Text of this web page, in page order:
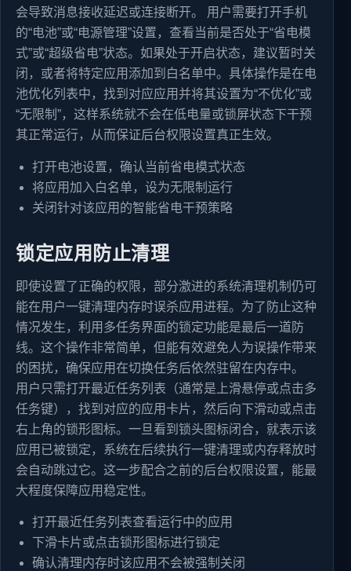
会导致消息接收延迟或连接断开。 用户需要打开手机
的“电池”或“电源管理”设置，查看当前是否处于“省电模
式”或“超级省电”状态。如果处于开启状态，建议暂时关
闭，或者将特定应用添加到白名单中。具体操作是在电
池优化列表中，找到对应应用并将其设置为“不优化”或
“无限制”，这样系统就不会在低电量或锁屏状态下干预
其正常运行，从而保证后台权限设置真正生效。
打开电池设置，确认当前省电模式状态
将应用加入白名单，设为无限制运行
关闭针对该应用的智能省电干预策略
锁定应用防止清理
即使设置了正确的权限，部分激进的系统清理机制仍可
能在用户一键清理内存时误杀应用进程。为了防止这种
情况发生，利用多任务界面的锁定功能是最后一道防
线。这个操作非常简单，但能有效避免人为误操作带来
的困扰，确保应用在切换任务后依然驻留在内存中。
用户只需打开最近任务列表（通常是上滑悬停或点击多
任务键），找到对应的应用卡片，然后向下滑动或点击
右上角的锁形图标。一旦看到锁头图标闭合，就表示该
应用已被锁定，系统在后续执行一键清理或内存释放时
会自动跳过它。这一步配合之前的后台权限设置，能最
大程度保障应用稳定性。
打开最近任务列表查看运行中的应用
下滑卡片或点击锁形图标进行锁定
确认清理内存时该应用不会被强制关闭